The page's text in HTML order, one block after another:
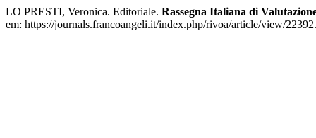
LO PRESTI, Veronica. Editoriale. Rassegna Italiana di
em: https://journals.francoangeli.it/index.php/rivoa/article/view/